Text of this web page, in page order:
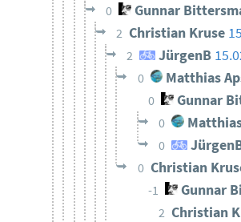
0 Gunnar
2 Christian Kruse
2 JürgenB
0 Matthias
0 Gunnar
0
0
0 Christian
-1 Gunnar
2 Christian